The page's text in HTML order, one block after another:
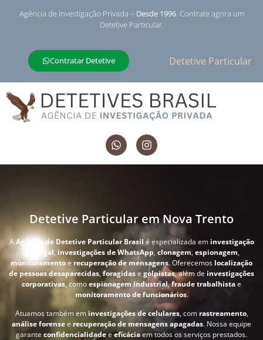
Agência de Investigação Privada – Desde 1996. Contrate agora um
Detetive Particular.
Contratar Detetive Detetive Particular
Detetive Particular em Nova Trento
AAgência de Detetive Particular Brasil é especializada em investigação
conjugal, investigações de WhatsApp, clonagem,espionagem,
monitoramentoe recuperação de mensagens. Oferecemos localização
de pessoas desaparecidas, foragidase golpistas, além de investigações
corporativas, comoespionagem industrial,fraude trabalhistae
monitoramento de funcionários.
Atuamos também em investigações de celulares, com rastreamento,
análise forensee recuperação de mensagens apagadas. Nossa equipe
garante confidencialidadeeeficáciaem todos os serviços prestados.